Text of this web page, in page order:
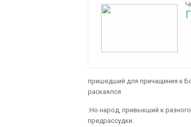
пришедший для причащения к
раскаялся
.Но народ, привыкший к
предрассудки.